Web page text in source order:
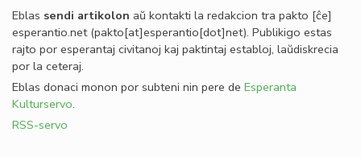
Eblas sendi artikolon aŭ kontakti la redakcion tra pakto [ĉe]
esperantio.net(pakto[at]esperantio[dot]net). Publikigo estas
rajto por esperantaj civitanoj kaj paktintaj establoj, laŭdiskrecia
por la ceteraj.
Eblas donaci monon por subteni nin pere de Esperanta
Kulturservo.
RSS-servo